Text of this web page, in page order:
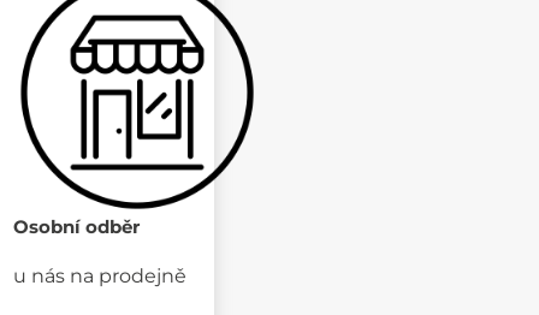
Osobní odběr
u nás na prodejně